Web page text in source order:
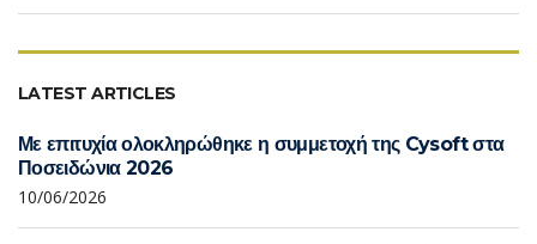
LATEST ARTICLES
Με επιτυχία ολοκληρώθηκε η συμμετοχή της Cysoft στα
Ποσειδώνια 2026
10/06/2026